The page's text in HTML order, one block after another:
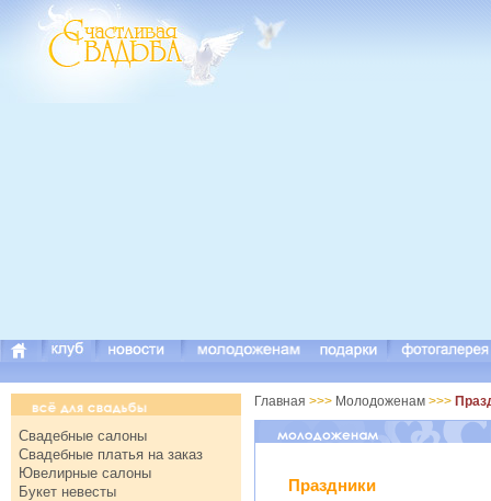
Свадебные салоны
Свадебные платья на заказ
Ювелирные салоны
Букет невесты
Главная >>> Молодоженам >>>
Праздники